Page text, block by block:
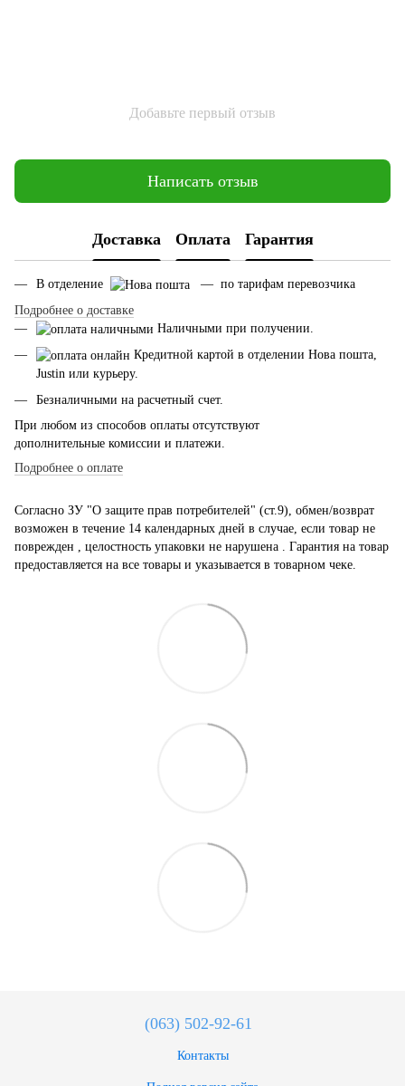
Добавьте первый отзыв
Написать отзыв
Доставка Оплата Гарантия
В отделение
— по тарифам перевозчика
Подробнее о доставке
Наличными при получении.
Кредитной картой в отделении Нова пошта,
Justin или курьеру.
Безналичными на расчетный счет.
При любом из способов оплаты отсутствуют
дополнительные комиссии и платежи.
Подробнее о оплате
Согласно ЗУ "О защите прав потребителей" (ст.9), обмен/возврат
возможен в течение 14 календарных дней в случае, если товар не
поврежден , целостность упаковки не нарушена . Гарантия на товар
предоставляется на все товары и указывается в товарном чеке.
(063) 502-92-61
Контакты